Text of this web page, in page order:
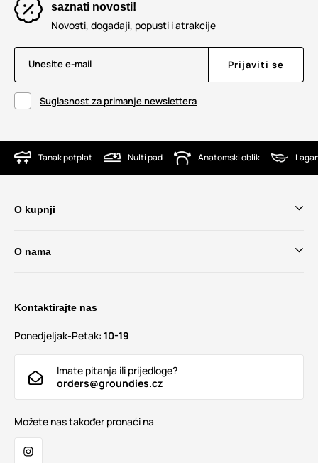
saznati novosti!
Novosti, događaji, popusti i atrakcije
Unesite e-mail Prijaviti se
Suglasnost za primanje newslettera
Tanak potplat Nulti pad Anatomski oblik
O kupnji
O nama
Kontaktirajte nas
Ponedjeljak-Petak: 10-19
Imate pitanja ili prijedloge?
orders@groundies.cz
Možete nas također pronaći na